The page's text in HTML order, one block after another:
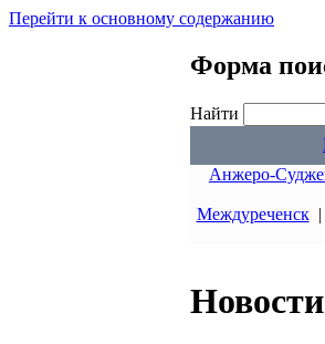
Перейти к основному содержанию
Форма
Найти
Анжеро-
Междуреченск|
Новости